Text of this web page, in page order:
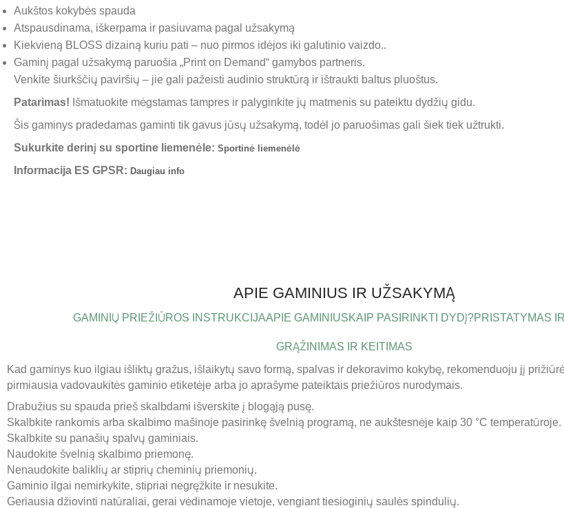
Aukštos kokybės spauda
Atspausdinama, iškerpama ir pasiuvama pagal užsakymą
Kiekvieną BLOSS dizainą kuriu pati – nuo pirmos idėjos iki galutinio vaizdo..
Gaminį pagal užsakymą paruošia „Print on Demand“ gamybos partneris.
Venkite šiurkščių paviršių – jie gali pažeisti audinio struktūrą ir ištraukti baltus pluoštus.
Patarimas! Išmatuokite mėgstamas tampres ir palyginkite jų matmenis su pateiktu dydžių gidu.
Šis gaminys pradedamas gaminti tik gavus jūsų užsakymą, todėl jo paruošimas gali šiek tiek užtrukti.
Sukurkite derinį su sportine liemenėle: Sportinė liemenėlė
Informacija ES GPSR: Daugiau info
APIE GAMINIUS IR UŽSAKYMĄ
GAMINIŲ PRIEŽIŪROS INSTRUKCIJAAPIE GAMINIUSKAIP PASIRINKTI DYDĮ?PRISTATYMAS
GRĄŽINIMAS IR KEITIMAS
Kad gaminys kuo ilgiau išliktų gražus, išlaikytų savo formą, spalvas ir dekoravimo kokybę, rekomenduoju jį
pirmiausia vadovaukitės gaminio etiketėje arba jo aprašyme pateiktais priežiūros nurodymais.
Drabužius su spauda prieš skalbdami išverskite į blogąją pusę.
Skalbkite rankomis arba skalbimo mašinoje pasirinkę švelnią programą, ne aukštesnėje kaip 30 °C temperatūroje.
Skalbkite su panašių spalvų gaminiais.
Naudokite švelnią skalbimo priemonę.
Nenaudokite baliklių ar stiprių cheminių priemonių.
Gaminio ilgai nemirkykite, stipriai negręžkite ir nesukite.
Geriausia džiovinti natūraliai, gerai vėdinamoje vietoje, vengiant tiesioginių saulės spindulių.